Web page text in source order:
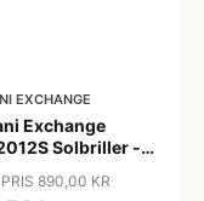
EXCHANGE
Exchange
Solbriller -
890,00 KR